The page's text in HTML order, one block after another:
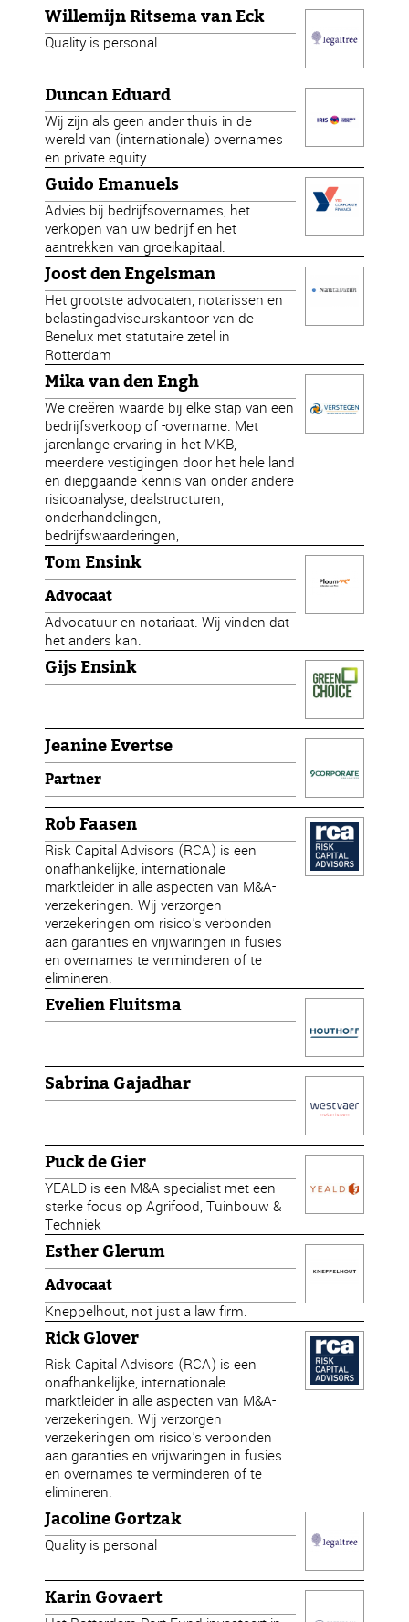
Willemijn Ritsema van Eck
Quality is personal
Duncan Eduard
Wij zijn als geen ander thuis in de
wereld van (internationale) overnames
en private equity.
Guido Emanuels
Advies bij bedrijfsovernames, het
verkopen van uw bedrijf en het
aantrekken van groeikapitaal.
Joost den Engelsman
Het grootste advocaten, notarissen en
belastingadviseurskantoor van de
Benelux met statutaire zetel in
Rotterdam
Mika van den Engh
We creëren waarde bij elke stap van een
bedrijfsverkoop of -overname. Met
jarenlange ervaring in het MKB,
meerdere vestigingen door het hele land
en diepgaande kennis van onder andere
risicoanalyse, dealstructuren,
onderhandelingen,
bedrijfswaarderingen,
Tom Ensink
Advocaat
Advocatuur en notariaat. Wij vinden dat
het anders kan.
Gijs Ensink
Jeanine Evertse
Partner
Rob Faasen
Risk Capital Advisors (RCA) is een
onafhankelijke, internationale
marktleider in alle aspecten van M&A-
verzekeringen. Wij verzorgen
verzekeringen om risico's verbonden
aan garanties en vrijwaringen in fusies
en overnames te verminderen of te
elimineren.
Evelien Fluitsma
Sabrina Gajadhar
Puck de Gier
YEALD is een M&A specialist met een
sterke focus op Agrifood, Tuinbouw &
Techniek
Esther Glerum
Advocaat
Kneppelhout, not just a law firm.
Rick Glover
Risk Capital Advisors (RCA) is een
onafhankelijke, internationale
marktleider in alle aspecten van M&A-
verzekeringen. Wij verzorgen
verzekeringen om risico's verbonden
aan garanties en vrijwaringen in fusies
en overnames te verminderen of te
elimineren.
Jacoline Gortzak
Quality is personal
Karin Govaert